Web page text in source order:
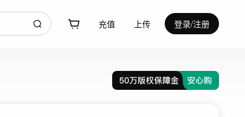
充值 上传 登录/注册